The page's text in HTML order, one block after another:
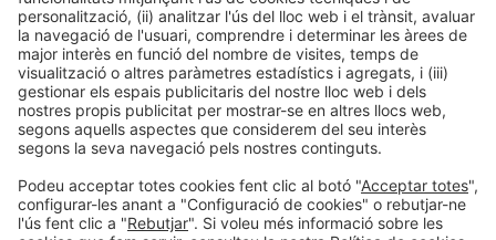
Post Anterior
Billivo
Següent Post
Raiola Networks